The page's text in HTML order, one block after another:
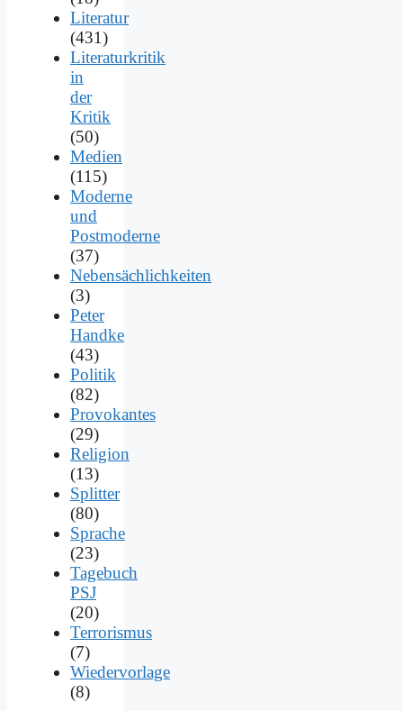
Literatur
(431)
Literaturkritik
in
der
Kritik
(50)
Medien
(115)
Moderne
und
Postmoderne
(37)
Nebensächlichkeiten
(3)
Peter
Handke
(43)
Politik
(82)
Provokantes
(29)
Religion
(13)
Splitter
(80)
Sprache
(23)
Tagebuch
PSJ
(20)
Terrorismus
(7)
Wiedervorlage
(8)